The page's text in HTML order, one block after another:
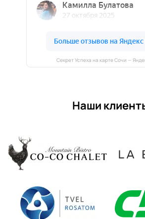
Секрет Успеха на карте Сочи —
Наши